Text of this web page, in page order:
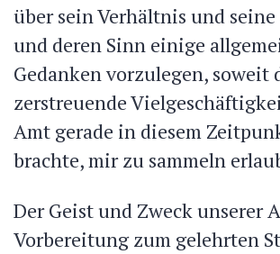
über sein Verhältnis und
und deren Sinn einige
Gedanken vorzulegen, soweit
zerstreuende
Amt gerade in diesem
brachte, mir zu sammeln
Der Geist und Zweck unserer
Vorbereitung zum gelehrten